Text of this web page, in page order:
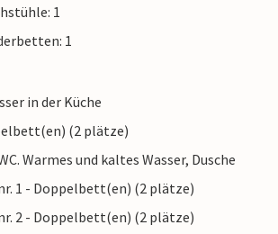
1
1
in der Küche
(2 plätze)
Warmes und kaltes Wasser, Dusche
1 - Doppelbett(en) (2 plätze)
2 - Doppelbett(en) (2 plätze)